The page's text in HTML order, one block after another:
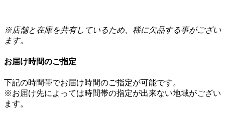
※店舗と在庫を共有しているため、稀に欠品する事がござい
ます。
お届け時間のご指定
下記の時間帯でお届け時間のご指定が可能です。
※お届け先によっては時間帯の指定が出来ない地域がござい
ます。